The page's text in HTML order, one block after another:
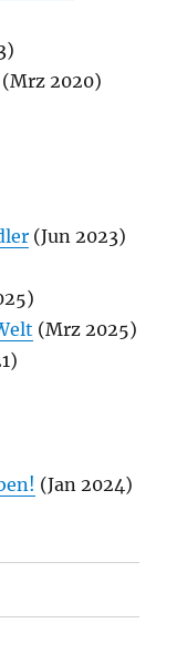
(Mrz 2020)
(Jun 2023)
(Mrz 2025)
(Jan 2024)